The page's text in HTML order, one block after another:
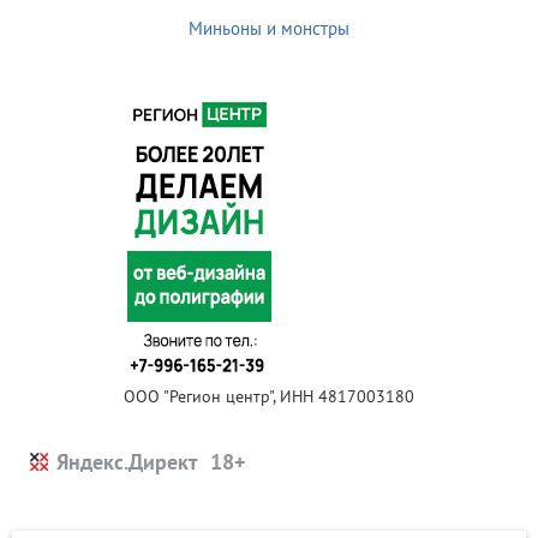
Миньоны и монстры
ООО "Регион центр", ИНН 4817003180
Яндекс.Директ